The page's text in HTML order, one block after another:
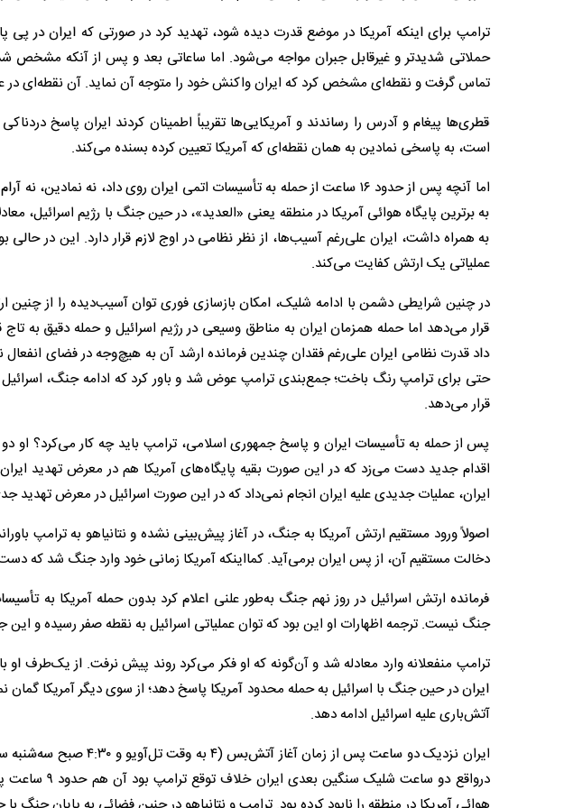
ترامپ برای اینکه آمریکا در موضع قدرت دیده شود، تهدید کرد در صورتی که ایران در پی
حملاتی شدیدتر و غیرقابل جبران مواجه می‌شود. اما ساعاتی بعد و پس از آنکه مشخص
تماس گرفت و نقطه‌ای مشخص کرد که ایران واکنش خود را متوجه آن نماید. آن نقطه‌ای در
قطری‌ها پیغام و آدرس را رساندند و آمریکایی‌ها تقریباً اطمینان کردند ایران پاسخ
است، به پاسخی نمادین به همان نقطه‌ای که آمریکا تعیین کرده بسنده می‌کند.
اما آنچه پس از حدود ۱۶ ساعت از حمله به تأسیسات اتمی ایران روی داد، نه
به برترین پایگاه هوائی آمریکا در منطقه یعنی «العدید»، در حین جنگ با رژیم اسرائیل،
به همراه داشت، ایران علی‌رغم آسیب‌ها، از نظر نظامی در اوج لازم قرار دارد. این در
عملیاتی یک ارتش کفایت می‌کند.
در چنین شرایطی دشمن با ادامه شلیک، امکان بازسازی فوری توان آسیب‌دیده را از چنین
قرار می‌دهد اما حمله همزمان ایران به مناطق وسیعی در رژیم اسرائیل و حمله دقیق به
داد قدرت نظامی ایران علی‌رغم فقدان چندین فرمانده ارشد آن به هیچ‌وجه در فضای انفعال
حتی برای ترامپ رنگ باخت؛ جمع‌بندی ترامپ عوض شد و باور کرد که ادامه جنگ،
قرار می‌دهد.
پس از حمله به تأسیسات ایران و پاسخ جمهوری اسلامی، ترامپ باید چه کار می‌کرد؟ او
اقدام جدید دست می‌زد که در این صورت بقیه پایگاه‌های آمریکا هم در معرض تهدید
ایران، عملیات جدیدی علیه ایران انجام نمی‌داد که در این صورت اسرائیل در معرض تهدید
اصولاً ورود مستقیم ارتش آمریکا به جنگ، در آغاز پیش‌بینی نشده و نتانیاهو به ترامپ
دخالت مستقیم آن، از پس ایران برمی‌آید. کمااینکه آمریکا زمانی خود وارد جنگ شد که
فرمانده ارتش اسرائیل در روز نهم جنگ به‌طور علنی اعلام کرد بدون حمله آمریکا به
جنگ نیست. ترجمه اظهارات او این بود که توان عملیاتی اسرائیل به نقطه صفر رسیده و این
ترامپ منفعلانه وارد معادله شد و آن‌گونه که او فکر می‌کرد روند پیش نرفت. از یک‌طرف او
ایران در حین جنگ با اسرائیل به حمله محدود آمریکا پاسخ دهد؛ از سوی دیگر آمریکا گمان
آتش‌باری علیه اسرائیل ادامه دهد.
ایران نزدیک دو ساعت پس از
درواقع دو ساعت